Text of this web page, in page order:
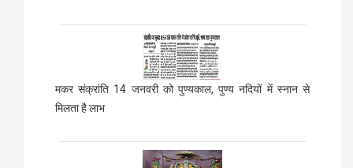
मकर संक्रांति 14 जनवरी को पुण्यकाल, पुण्य नदियों में स्नान से
मिलता है लाभ